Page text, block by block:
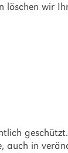
löschen wir
auch in